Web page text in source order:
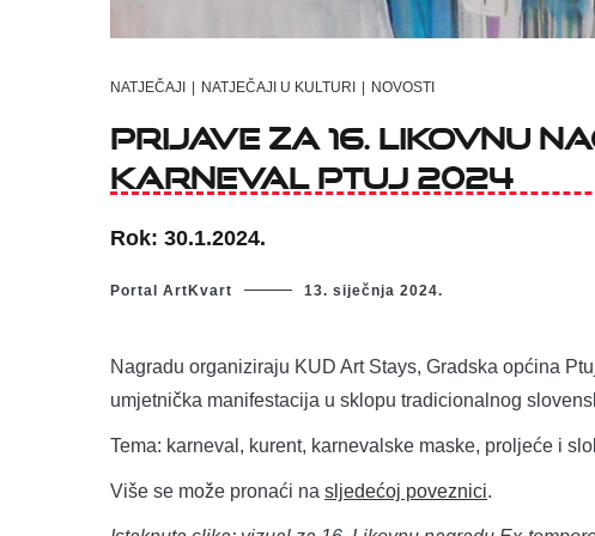
NATJEČAJI NATJEČAJI U KULTURI NOVOSTI
Prijave za 16. Likovnu
Karneval Ptuj 2024
Rok: 30.1.2024.
Portal ArtKvart 13. siječnja 2024.
Nagradu organiziraju KUD Art Stays, Gradska općina
umjetnička manifestacija u sklopu tradicionalnog
Tema: karneval, kurent, karnevalske maske, proljeće i
Više se može pronaći na sljedećoj poveznici.